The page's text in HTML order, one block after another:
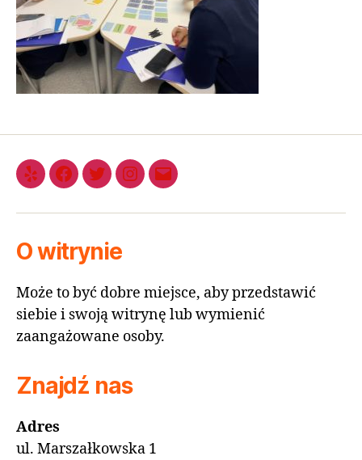
O witrynie
Może to być dobre miejsce, aby przedstawić
siebie i swoją witrynę lub wymienić
zaangażowane osoby.
Znajdź nas
Adres
ul. Marszałkowska 1